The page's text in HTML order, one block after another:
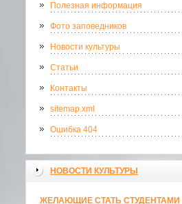
Полезная информация
Фото заповедников
Новости культуры
Статьи
Контакты
sitemap.xml
Ошибка 404
НОВОСТИ КУЛЬТУРЫ
ЖЕЛАЮЩИЕ СТАТЬ СТУДЕНТАМИ